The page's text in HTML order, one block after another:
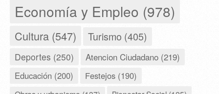
Economía y Empleo (978)
Cultura (547) Turismo (405)
Deportes (250) Atencion Ciudadano (219)
Educación (200) Festejos (190)